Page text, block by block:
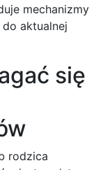
mechanizmy
aktualnej
się
rodzica